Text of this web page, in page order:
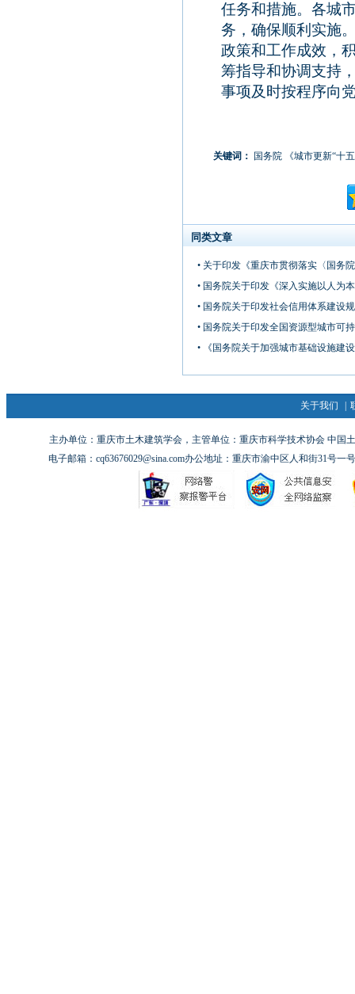
任务和措施。各城
务，确保顺利实施
政策和工作成效，
筹指导和协调支持
事项及时按程序向
关键词： 国务院 《城市更新“十
同类文章
• 关于印发《重庆市贯彻落实〈国务
• 国务院关于印发《深入实施以人为
• 国务院关于印发社会信用体系建设
• 国务院关于印发全国资源型城市可
• 《国务院关于加强城市基础设施建
关于我们
主办单位：重庆市土木建筑学会，主管单位：重庆市科学技术协会 中国
电子邮箱：cq63676029@sina.com办公地址：重庆市渝中区人和街31号一